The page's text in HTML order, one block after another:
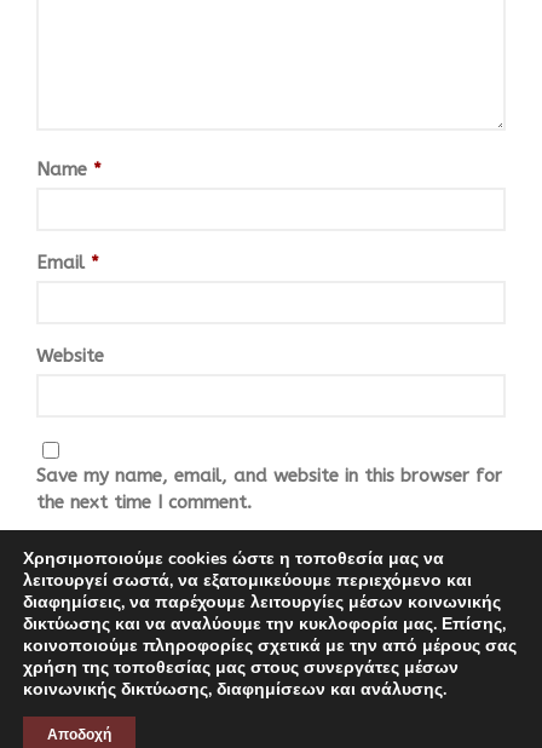
Name *
Email *
Website
Save my name, email, and website in this browser for
the next time I comment.
COPYRIGHT 2021 | DESIGNED BY PINK FISH ADVERTISING |
DEVELOPED BY PINK FISH ADVERTISING
Χρησιμοποιούμε cookies ώστε η τοποθεσία μας να
λειτουργεί σωστά, να εξατομικεύουμε περιεχόμενο και
διαφημίσεις, να παρέχουμε λειτουργίες μέσων κοινωνικής
δικτύωσης και να αναλύουμε την κυκλοφορία μας. Επίσης,
κοινοποιούμε πληροφορίες σχετικά με την από μέρους σας
χρήση της τοποθεσίας μας στους συνεργάτες μέσων
κοινωνικής δικτύωσης, διαφημίσεων και ανάλυσης.
Αποδοχή